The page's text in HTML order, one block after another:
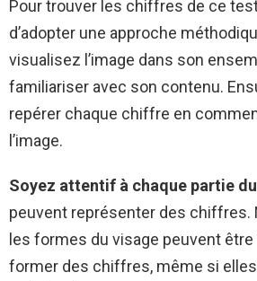
Pour trouver les chiffres de ce
d’adopter une approche
visualisez l’image dans son
familiariser avec son contenu.
repérer chaque chiffre en
l’image.
Soyez attentif à chaque partie
peuvent représenter des chiffres.
les formes du visage peuvent
former des chiffres, même si